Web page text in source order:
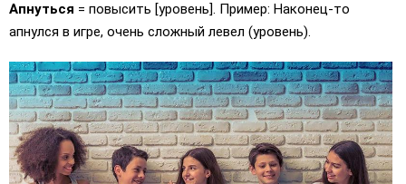
Апнуться = повысить [уровень]. Пример: Наконец-то
апнулся в игре, очень сложный левел (уровень).